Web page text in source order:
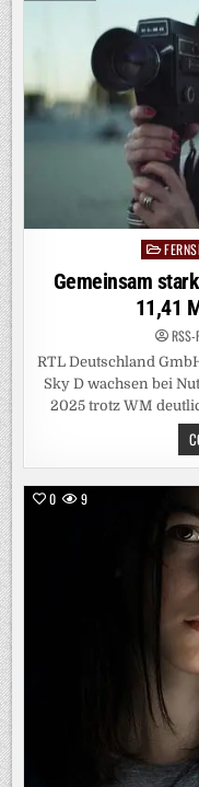
Posted
Gemeinsam
11,41
RSS-
RTL Deutschland
Sky D wachsen bei
2025 trotz WM
0 9